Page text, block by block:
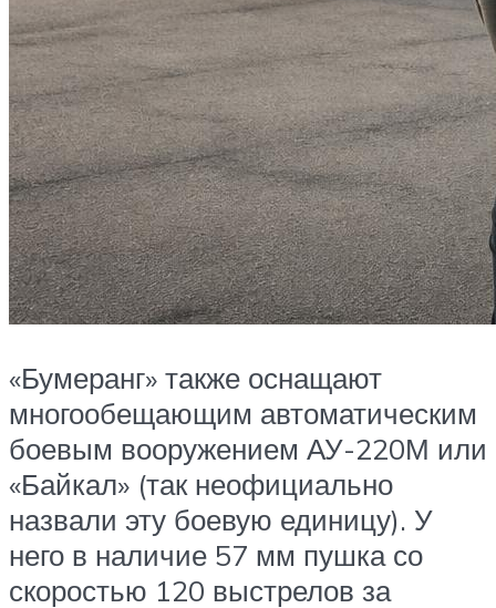
«Бумеранг» также оснащают
многообещающим автоматическим
боевым вооружением АУ-220М или
«Байкал» (так неофициально
назвали эту боевую единицу). У
него в наличие 57 мм пушка со
скоростью 120 выстрелов за